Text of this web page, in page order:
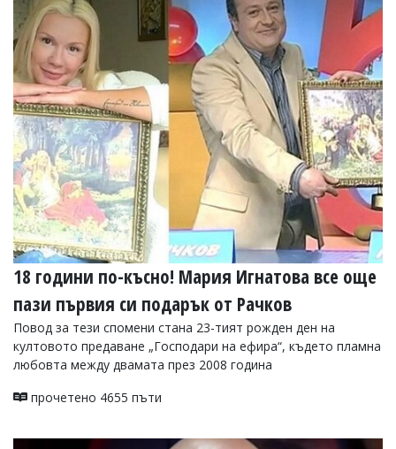
18 години по-късно! Мария Игнатова все още
пази първия си подарък от Рачков
Повод за тези спомени стана 23-тият рожден ден на
култовото предаване „Господари на ефира“, където пламна
любовта между двамата през 2008 година
прочетено 4655 пъти